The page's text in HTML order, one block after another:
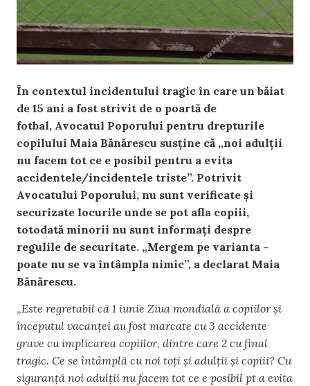
În contextul incidentului tragic în care un băiat
de 15 ani a fost strivit de o poartă de
fotbal, Avocatul Poporului pentru drepturile
copilului Maia Bănărescu susține că „noi adulții
nu facem tot ce e posibil pentru a evita
accidentele/incidentele triste”. Potrivit
Avocatului Poporului, nu sunt verificate și
securizate locurile unde se pot afla copiii,
totodată minorii nu sunt informați despre
regulile de securitate. „Mergem pe varianta –
poate nu se va întâmpla nimic”, a declarat Maia
Bănărescu.
„Este regretabil că 1 iunie Ziua mondială a copiilor și
începutul vacanței au fost marcate cu 3 accidente
grave cu implicarea copiilor, dintre care 2 cu final
tragic. Ce se întâmplă cu noi toți și adulții și copiii? Cu
siguranță noi adulții nu facem tot ce e posibil pt a evita